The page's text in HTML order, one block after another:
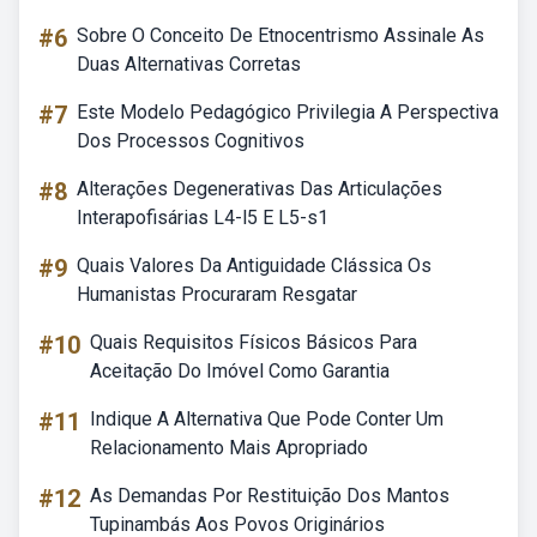
#6 Sobre O Conceito De Etnocentrismo Assinale As
Duas Alternativas Corretas
#7 Este Modelo Pedagógico Privilegia A Perspectiva
Dos Processos Cognitivos
#8 Alterações Degenerativas Das Articulações
Interapofisárias L4-l5 E L5-s1
#9 Quais Valores Da Antiguidade Clássica Os
Humanistas Procuraram Resgatar
#10 Quais Requisitos Físicos Básicos Para
Aceitação Do Imóvel Como Garantia
#11
Indique A Alternativa Que Pode Conter Um
Relacionamento Mais Apropriado
#12 As Demandas Por Restituição Dos Mantos
Tupinambás Aos Povos Originários